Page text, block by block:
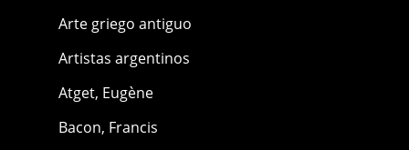
Arte griego antiguo
Artistas argentinos
Atget, Eugène
Bacon, Francis